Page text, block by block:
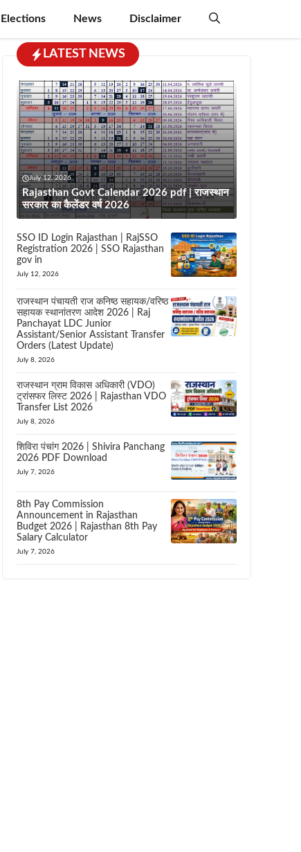
Elections News Disclaimer
LATEST NEWS
July 12, 2026
Rajasthan Govt Calendar 2026 pdf | राजस्थान
सरकार का कैलेंडर वर्ष 2026
SSO ID Login Rajasthan | RajSSO
Registration 2026 | SSO Rajasthan
gov in
July 12, 2026
राजस्थान पंचायती राज कनिष्ठ सहायक/वरिष्ठ
सहायक स्थानांतरण आदेश 2026 | Raj
Panchayat LDC Junior
Assistant/Senior Assistant Transfer
Orders (Latest Update)
July 8, 2026
राजस्थान ग्राम विकास अधिकारी (VDO)
ट्रांसफर लिस्ट 2026 | Rajasthan VDO
Transfer List 2026
July 8, 2026
शिविरा पंचांग 2026 | Shivira Panchang
2026 PDF Download
July 7, 2026
8th Pay Commission
Announcement in Rajasthan
Budget 2026 | Rajasthan 8th Pay
Salary Calculator
July 7, 2026